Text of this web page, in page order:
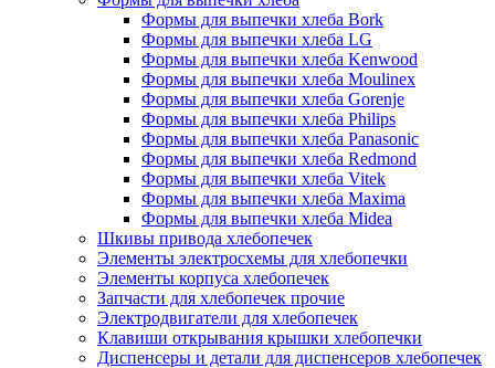
Формы для выпечки хлеба Bork
Формы для выпечки хлеба LG
Формы для выпечки хлеба Kenwood
Формы для выпечки хлеба Moulinex
Формы для выпечки хлеба Gorenje
Формы для выпечки хлеба Philips
Формы для выпечки хлеба Panasonic
Формы для выпечки хлеба Redmond
Формы для выпечки хлеба Vitek
Формы для выпечки хлеба Maxima
Формы для выпечки хлеба Midea
Шкивы привода хлебопечек
Элементы электросхемы для хлебопечки
Элементы корпуса хлебопечек
Запчасти для хлебопечек прочие
Электродвигатели для хлебопечек
Клавиши открывания крышки хлебопечки
Диспенсеры и детали для диспенсеров хлебопечек